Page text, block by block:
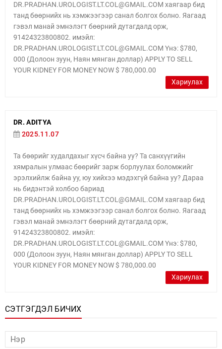
DR.PRADHAN.UROLOGIST.LT.COL@GMAIL.COM хаягаар бид
танд бөөрнийх нь хэмжээгээр санал болгох болно. Яагаад
гэвэл манай эмнэлэгт бөөрний дутагдалд орж,
91424323800802. имэйл:
DR.PRADHAN.UROLOGIST.LT.COL@GMAIL.COM Yнэ: $780,
000 (Долоон зуун, Наян мянган доллар) APPLY TO SELL
YOUR KIDNEY FOR MONEY NOW $ 780,000.00
Хариулах
DR. ADITYA
2025.11.07
Та бөөрийг худалдахыг хүсч байна уу? Та санхүүгийн
хямралын улмаас бөөрийг зарж борлуулах боломжийг
эрэлхийлж байна уу, юу хийхээ мэдэхгүй байна уу? Дараа
нь бидэнтэй холбоо бариад
DR.PRADHAN.UROLOGIST.LT.COL@GMAIL.COM хаягаар бид
танд бөөрнийх нь хэмжээгээр санал болгох болно. Яагаад
гэвэл манай эмнэлэгт бөөрний дутагдалд орж,
91424323800802. имэйл:
DR.PRADHAN.UROLOGIST.LT.COL@GMAIL.COM Yнэ: $780,
000 (Долоон зуун, Наян мянган доллар) APPLY TO SELL
YOUR KIDNEY FOR MONEY NOW $ 780,000.00
Хариулах
СЭТГЭГДЭЛ БИЧИХ